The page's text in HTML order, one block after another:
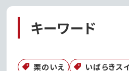
キーワード
栗のいえ
いばらきス